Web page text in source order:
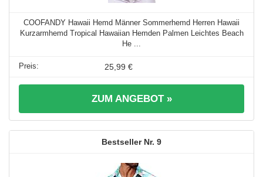
COOFANDY Hawaii Hemd Männer Sommerhemd Herren Hawaii
Kurzarmhemd Tropical Hawaiian Hemden Palmen Leichtes Beach
He ...
25,99 €
ZUM ANGEBOT »
9